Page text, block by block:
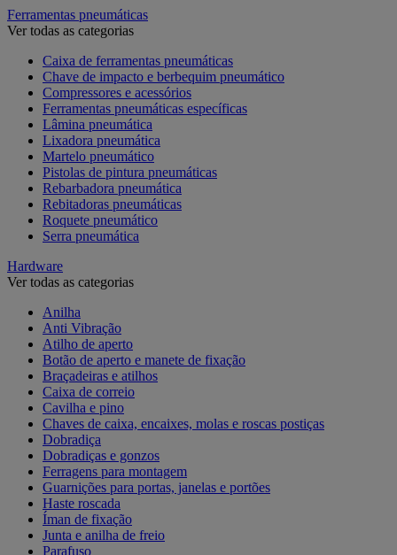
Ferramentas pneumáticas
Ver todas as categorias
Caixa de ferramentas pneumáticas
Chave de impacto e berbequim pneumático
Compressores e acessórios
Ferramentas pneumáticas específicas
Lâmina pneumática
Lixadora pneumática
Martelo pneumático
Pistolas de pintura pneumáticas
Rebarbadora pneumática
Rebitadoras pneumáticas
Roquete pneumático
Serra pneumática
Hardware
Ver todas as categorias
Anilha
Anti Vibração
Atilho de aperto
Botão de aperto e manete de fixação
Braçadeiras e atilhos
Caixa de correio
Cavilha e pino
Chaves de caixa, encaixes, molas e roscas postiças
Dobradiça
Dobradiças e gonzos
Ferragens para montagem
Guarnições para portas, janelas e portões
Haste roscada
Íman de fixação
Junta e anilha de freio
Parafuso